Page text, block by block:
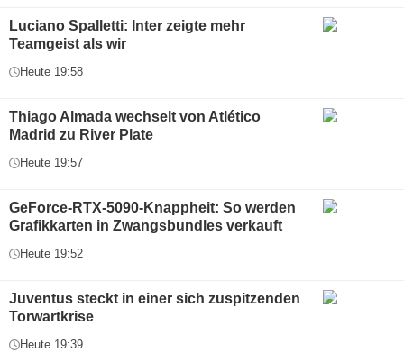
Luciano Spalletti: Inter zeigte mehr
Teamgeist als wir
Heute 19:58
Thiago Almada wechselt von Atlético
Madrid zu River Plate
Heute 19:57
GeForce-RTX-5090-Knappheit: So werden
Grafikkarten in Zwangsbundles verkauft
Heute 19:52
Juventus steckt in einer sich zuspitzenden
Torwartkrise
Heute 19:39